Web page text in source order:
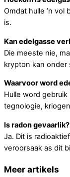
Omdat hulle ’n
is.
Kan edelgasse
Die meeste nie,
krypton kan
Waarvoor word
Hulle word
tegnologie,
Is radon gevaarlik?
Ja. Dit is
veroorsaak as dit
Meer artikels